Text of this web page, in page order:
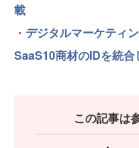
載
・ デジタルマーケティ
SaaS10商材のIDを統合
この記事は